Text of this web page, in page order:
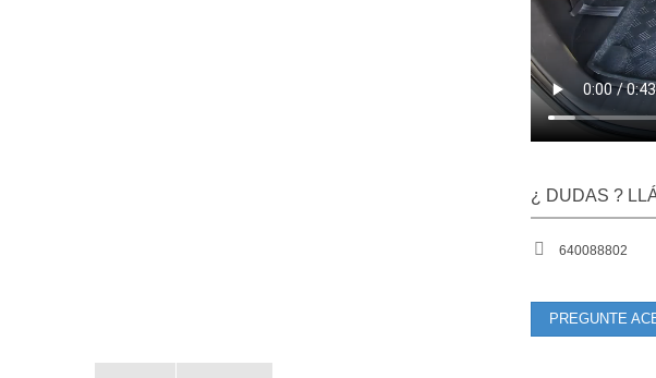
¿ DUDAS ?
640088802
PREGUNTE